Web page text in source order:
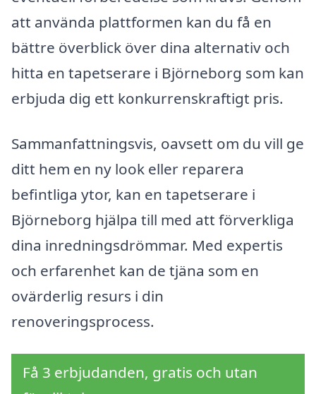
att använda plattformen kan du få en
bättre överblick över dina alternativ och
hitta en tapetserare i Björneborg som kan
erbjuda dig ett konkurrenskraftigt pris.
Sammanfattningsvis, oavsett om du vill ge
ditt hem en ny look eller reparera
befintliga ytor, kan en tapetserare i
Björneborg hjälpa till med att förverkliga
dina inredningsdrömmar. Med expertis
och erfarenhet kan de tjäna som en
ovärderlig resurs i din
renoveringsprocess.
Få 3 erbjudanden, gratis och utan